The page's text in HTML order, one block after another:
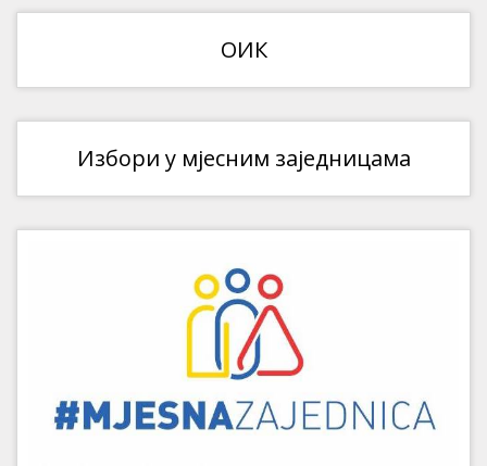
ОИК
Избори у мјесним заједницама